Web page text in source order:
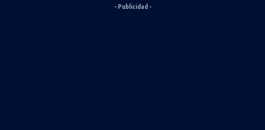
- Publicidad -